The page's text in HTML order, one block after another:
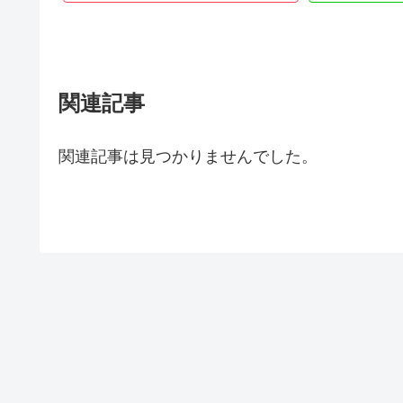
関連記事
関連記事は見つかりませんでした。